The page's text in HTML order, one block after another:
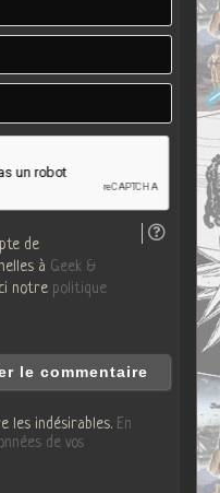
e
d
o
E
m
i
S
t
de
à Geek &
notre politique
les indésirables. En
de vos